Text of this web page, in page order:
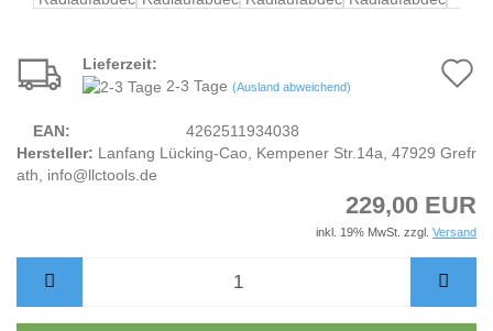
Lieferzeit:
2-3 Tage (Ausland abweichend)
EAN:
4262511934038
Hersteller: Lanfang Lücking-Cao, Kempener Str.14a, 47929 Grefr
ath, info@llctools.de
229,00 EUR
inkl. 19% MwSt. zzgl. Versand